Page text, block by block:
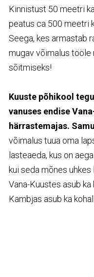
Kinnistust 50 meetri
peatus ca 500 meetri
Seega, kes armastab
mugav võimalus tööle
sõitmiseks!
Kuuste põhikool
vanuses endise
härrastemajas.
võimalus tuua oma
lasteaeda, kus on
kui seda mõnes uhkes
Vana-Kuustes asub ka
Kambjas asub ka